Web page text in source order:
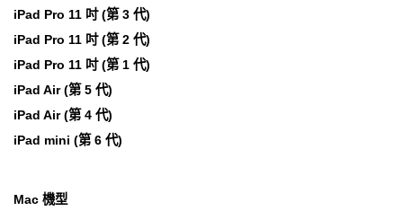
iPad Pro 11 吋 (第 3 代)
iPad Pro 11 吋 (第 2 代)
iPad Pro 11 吋 (第 1 代)
iPad Air (第 5 代)
iPad Air (第 4 代)
iPad mini (第 6 代)
Mac 機型